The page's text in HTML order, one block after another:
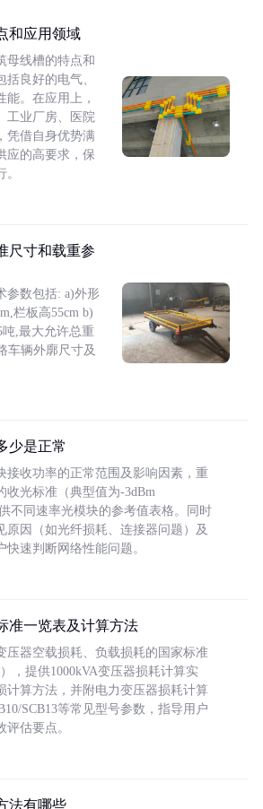
和应用领域
母线槽的特点和
良好的电气、
能。在应用上，
工业厂房、医院
凭借自身优势满
应的高要求，保
尺寸和载重参
参数包括: a)外形
栏板高55cm b)
,最大允许总重
车辆外廓尺寸及
少是正常
接收功率的正常范围及影响因素，重
收光标准（典型值为-3dBm
不同速率光模块的参考值表格。同时
原因（如光纤损耗、连接器问题）及
速判断网络性能问题。
准一览表及计算方法
压器空载损耗、负载损耗的国家标准
），提供1000kVA变压器损耗计算实
计算方法，并附电力变压器损耗计算
SCB13等常见型号参数，指导用户
估要点。
法有哪些